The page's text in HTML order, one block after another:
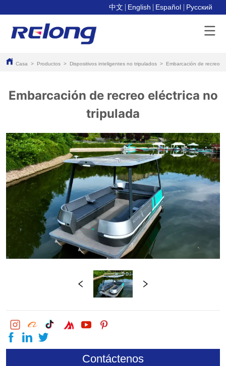
中文 English Español Pусский
Casa > Productos > Dispositivos inteligentes no tripulados > Embarcación de recreo
Embarcación de recreo eléctrica no
tripulada
Contáctenos